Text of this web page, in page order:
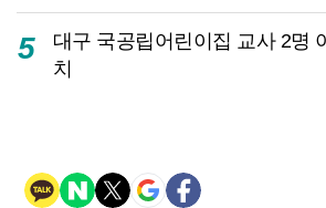
5
대구 국공립어린이집 교사 2명
치